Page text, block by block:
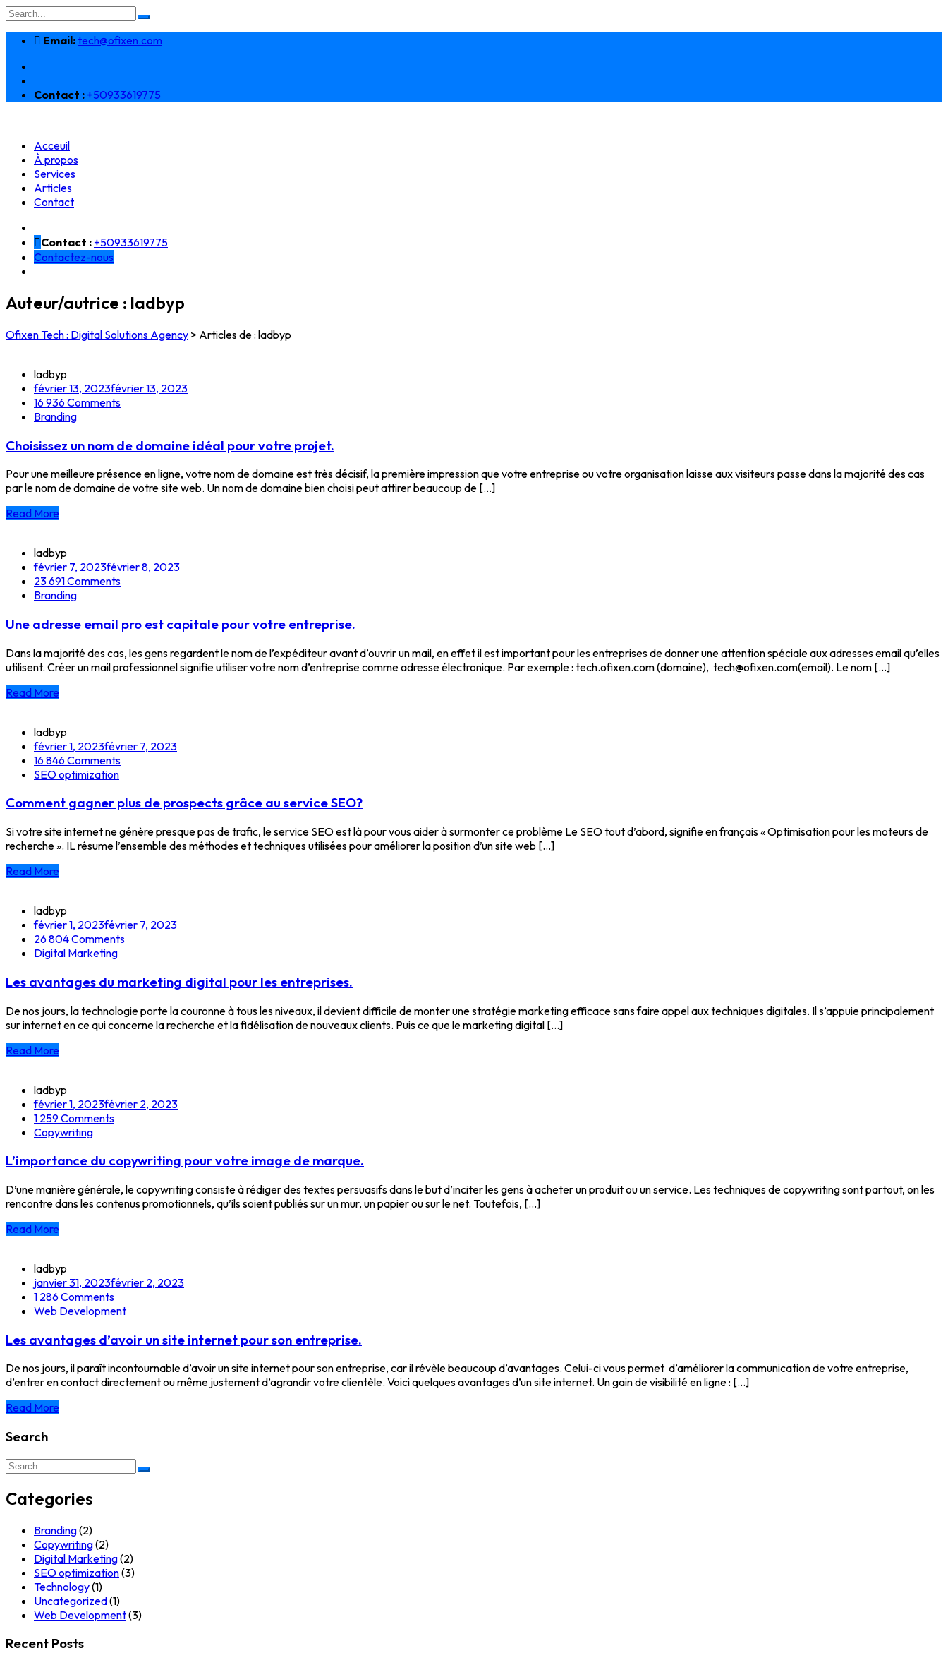
Search
Email: tech@ofixen.com
Contact : +50933619775
Acceuil
À propos
Services
Articles
Contact
Contact : +50933619775
Contactez-nous
Auteur/autrice : ladbyp
Ofixen Tech : Digital Solutions Agency > Articles de : ladbyp
ladbyp
février 13, 2023février 13, 2023
16 936Comments
Branding
Choisissez un nom de domaine idéal pour votre projet.
Pour une meilleure présence en ligne, votre nom de domaine est très décisif, la première impression que votre entreprise ou votre organisation laisse aux visiteurs passe dans la majorité des cas
par le nom de domaine de votre site web. Un nom de domaine bien choisi peut attirer beaucoup de [...]
Read More
ladbyp
février 7, 2023février 8, 2023
23 691Comments
Branding
Une adresse email pro est capitale pour votre entreprise.
Dans la majorité des cas, les gens regardent le nom de l’expéditeur avant d’ouvrir un mail, en effet il est important pour les entreprises de donner une attention spéciale aux adresses email qu’elles
utilisent. Créer un mail professionnel signifie utiliser votre nom d’entreprise comme adresse électronique. Par exemple : tech.ofixen.com (domaine), tech@ofixen.com(email). Le nom [...]
Read More
ladbyp
février 1, 2023février 7, 2023
16 846Comments
SEO optimization
Comment gagner plus de prospects grâce au service SEO?
Si votre site internet ne génère presque pas de trafic, le service SEO est là pour vous aider à surmonter ce problème Le SEO tout d’abord, signifie en français « Optimisation pour les moteurs de
recherche ». IL résume l’ensemble des méthodes et techniques utilisées pour améliorer la position d’un site web [...]
Read More
ladbyp
février 1, 2023février 7, 2023
26 804Comments
Digital Marketing
Les avantages du marketing digital pour les entreprises.
De nos jours, la technologie porte la couronne à tous les niveaux, il devient difficile de monter une stratégie marketing efficace sans faire appel aux techniques digitales. Il s’appuie principalement
sur internet en ce qui concerne la recherche et la fidélisation de nouveaux clients. Puis ce que le marketing digital [...]
Read More
ladbyp
février 1, 2023février 2, 2023
1 259Comments
Copywriting
L’importance du copywriting pour votre image de marque.
D’une manière générale, le copywriting consiste à rédiger des textes persuasifs dans le but d’inciter les gens à acheter un produit ou un service. Les techniques de copywriting sont partout, on les
rencontre dans les contenus promotionnels, qu’ils soient publiés sur un mur, un papier ou sur le net. Toutefois, [...]
Read More
ladbyp
janvier 31, 2023février 2, 2023
1 286Comments
Web Development
Les avantages d’avoir un site internet pour son entreprise.
De nos jours, il paraît incontournable d’avoir un site internet pour son entreprise, car il révèle beaucoup d’avantages. Celui-ci vous permet d’améliorer la communication de votre entreprise,
d’entrer en contact directement ou même justement d’agrandir votre clientèle. Voici quelques avantages d’un site internet. Un gain de visibilité en ligne : [...]
Read More
Search
Search
for:
Categories
Branding(2)
Copywriting(2)
Digital Marketing(2)
SEO optimization(3)
Technology(1)
Uncategorized(1)
Web Development(3)
Recent Posts